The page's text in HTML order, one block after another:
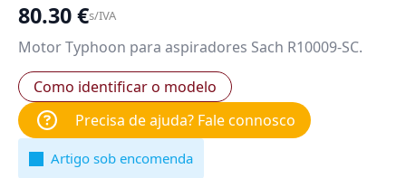
80.30€s/IVA
Motor Typhoon para aspiradores Sach R10009-SC.
Como identificar o modelo
Precisa de ajuda? Fale connosco
Artigo sob encomenda